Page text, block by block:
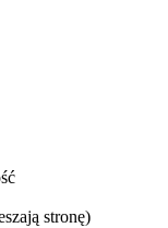
stronę)